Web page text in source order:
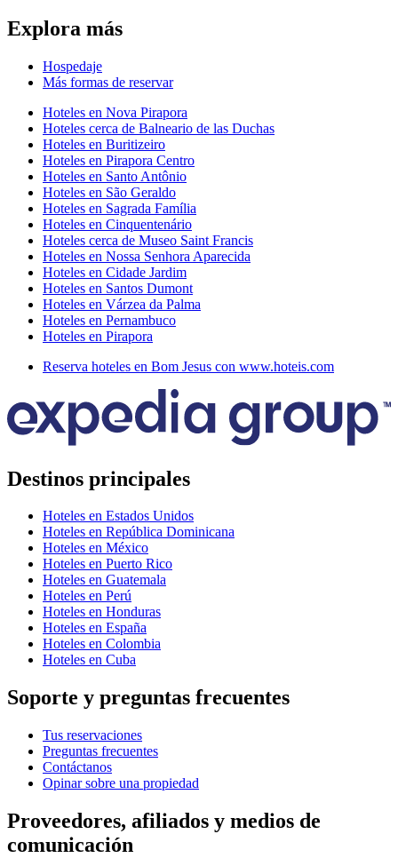
Explora más
Hospedaje
Más formas de reservar
Hoteles en Nova Pirapora
Hoteles cerca de Balneario de las Duchas
Hoteles en Buritizeiro
Hoteles en Pirapora Centro
Hoteles en Santo Antônio
Hoteles en São Geraldo
Hoteles en Sagrada Família
Hoteles en Cinquentenário
Hoteles cerca de Museo Saint Francis
Hoteles en Nossa Senhora Aparecida
Hoteles en Cidade Jardim
Hoteles en Santos Dumont
Hoteles en Várzea da Palma
Hoteles en Pernambuco
Hoteles en Pirapora
Reserva hoteles en Bom Jesus con www.hoteis.com
Destinos principales
Hoteles en Estados Unidos
Hoteles en República Dominicana
Hoteles en México
Hoteles en Puerto Rico
Hoteles en Guatemala
Hoteles en Perú
Hoteles en Honduras
Hoteles en España
Hoteles en Colombia
Hoteles en Cuba
Soporte y preguntas frecuentes
Tus reservaciones
Preguntas frecuentes
Contáctanos
Opinar sobre una propiedad
Proveedores, afiliados y medios de
comunicación